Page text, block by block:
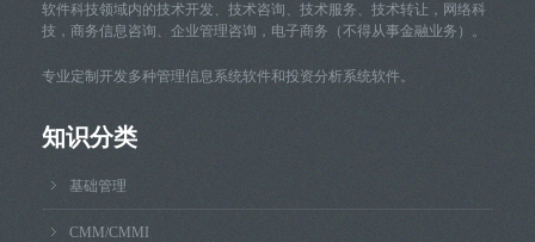
软件科技领域内的技术开发、技术咨询、技术服务、技术转让，网络科
技，商务信息咨询、企业管理咨询，电子商务（不得从事金融业务）。
专业定制开发多种管理信息系统软件和投资分析系统软件。
知识分类
基础管理
CMM/CMMI